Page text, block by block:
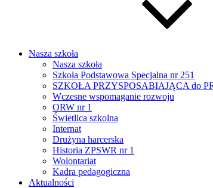
Nasza szkoła
Nasza szkoła
Szkoła Podstawowa Specjalna nr 251
SZKOŁA PRZYSPOSABIAJĄCA do
Wczesne wspomaganie rozwoju
ORW nr 1
Świetlica szkolna
Internat
Drużyna harcerska
Historia ZPSWR nr 1
Wolontariat
Kadra pedagogiczna
Aktualności